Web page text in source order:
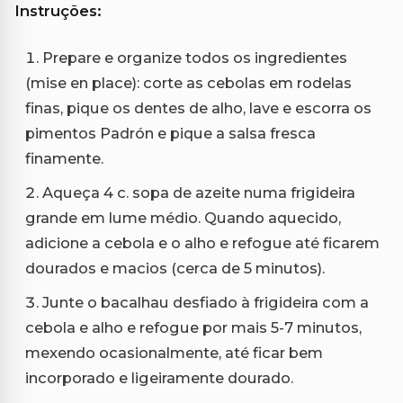
Instruções:
Prepare e organize todos os ingredientes
(mise en place): corte as cebolas em rodelas
finas, pique os dentes de alho, lave e escorra os
pimentos Padrón e pique a salsa fresca
finamente.
Aqueça 4 c. sopa de azeite numa frigideira
grande em lume médio. Quando aquecido,
adicione a cebola e o alho e refogue até ficarem
dourados e macios (cerca de 5 minutos).
Junte o bacalhau desfiado à frigideira com a
cebola e alho e refogue por mais 5-7 minutos,
mexendo ocasionalmente, até ficar bem
incorporado e ligeiramente dourado.